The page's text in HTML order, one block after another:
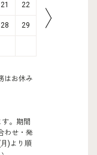
21 22
28 29
はお休み
。期間
わせ・発
)より順